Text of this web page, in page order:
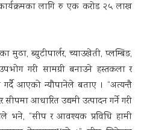
लागि रु एक करोड २५ लाख
मुढा, ब्युटीपार्लर, च्याउखेती, प्लम्बिङ,
गरी सामग्री बनाउने हस्तकला र
आएको न्यौपानेले बताए । “अत्यन्तै
आधारित उद्यमी उत्पादन गर्ने गरी
भने, “सीप र आवश्यक प्रविधि हामी